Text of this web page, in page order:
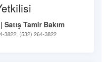
Tamir Bakım
3822, (532) 264-3822